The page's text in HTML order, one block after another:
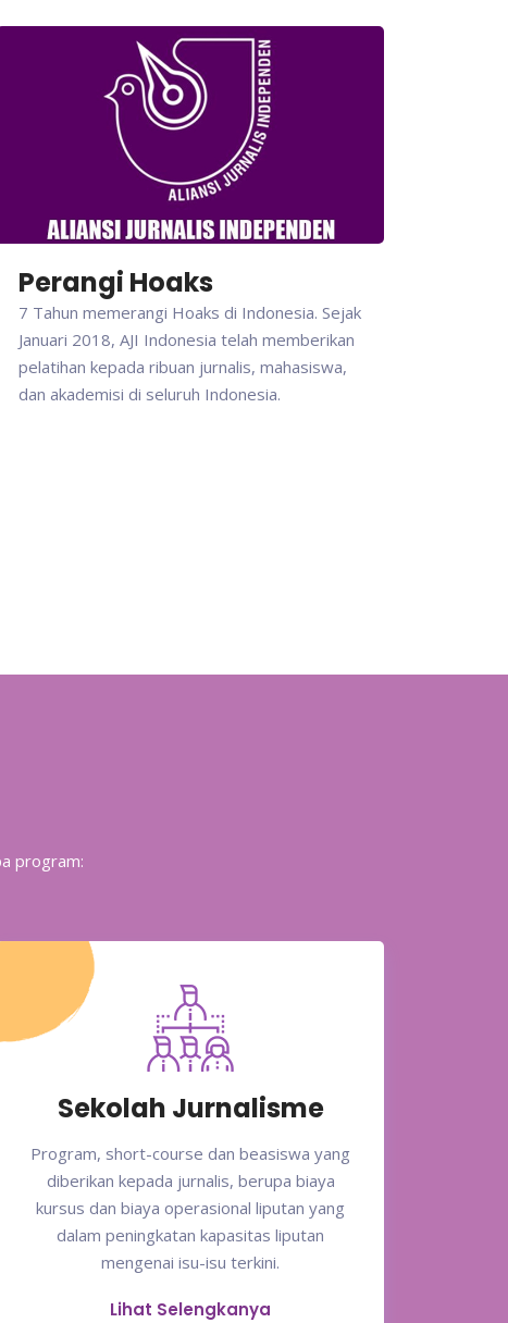
Perangi Hoaks
7 Tahun memerangi Hoaks di Indonesia. Sejak
Januari 2018, AJI Indonesia telah memberikan
pelatihan kepada ribuan jurnalis, mahasiswa,
dan akademisi di seluruh Indonesia.
program:
Sekolah Jurnalisme
Program, short-course dan beasiswa yang
diberikan kepada jurnalis, berupa biaya
kursus dan biaya operasional liputan yang
dalam peningkatan kapasitas liputan
mengenai isu-isu terkini.
Lihat Selengkanya